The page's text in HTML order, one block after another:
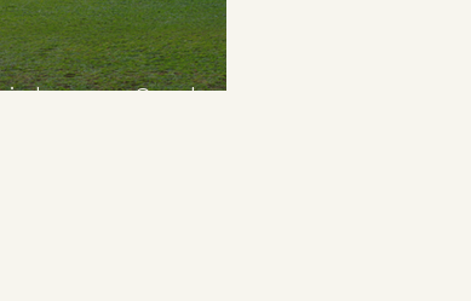
ao Senhor